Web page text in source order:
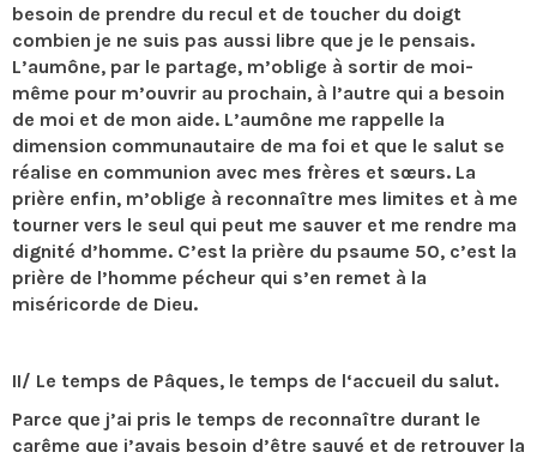
besoin de prendre du recul et de toucher du doigt
combien je ne suis pas aussi libre que je le pensais.
L’aumône, par le partage, m’oblige à sortir de moi-
même pour m’ouvrir au prochain, à l’autre qui a besoin
de moi et de mon aide. L’aumône me rappelle la
dimension communautaire de ma foi et que le salut se
réalise en communion avec mes frères et sœurs. La
prière enfin, m’oblige à reconnaître mes limites et à me
tourner vers le seul qui peut me sauver et me rendre ma
dignité d’homme. C’est la prière du psaume 50, c’est la
prière de l’homme pécheur qui s’en remet à la
miséricorde de Dieu.
II/ Le temps de Pâques, le temps de l‘accueil du salut.
Parce que j’ai pris le temps de reconnaître durant le
carême que j’avais besoin d’être sauvé et de retrouver la